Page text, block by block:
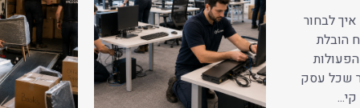
לבחור
הובלת
שכל עסק